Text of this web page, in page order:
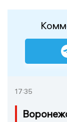
17:35